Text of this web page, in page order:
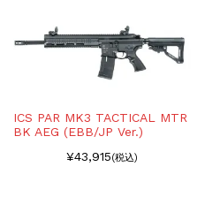
ICS PAR MK3 TACTICAL MTR
BK AEG (EBB/JP Ver.)
¥43,915(税込)